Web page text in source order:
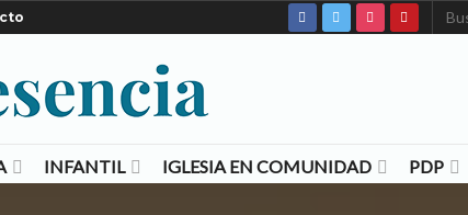
INFANTIL IGLESIA EN COMUNIDAD PDP